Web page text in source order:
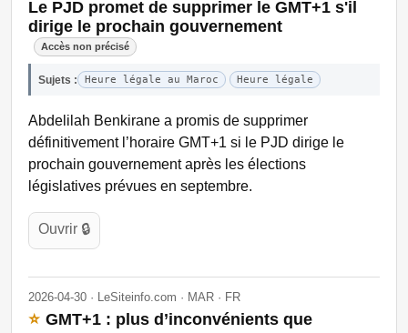
Le PJD promet de supprimer le GMT+1 s'il
dirige le prochain gouvernement
Accès non précisé
Sujets : Heure légale au Maroc Heure légale
Abdelilah Benkirane a promis de supprimer
définitivement l’horaire GMT+1 si le PJD dirige le
prochain gouvernement après les élections
législatives prévues en septembre.
Ouvrir 🔒
2026-04-30 · LeSiteinfo.com · MAR · FR
⭐ GMT+1 : plus d’inconvénients que